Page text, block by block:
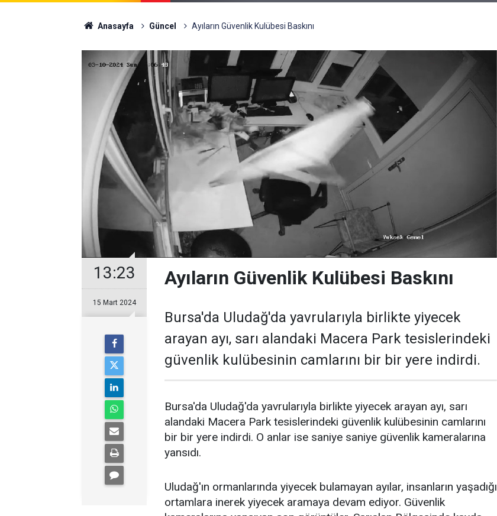
Anasayfa Güncel Ayıların Güvenlik Kulübesi Baskını
13:23
15 Mart 2024
Ayıların Güvenlik Kulübesi Baskını
Bursa'da Uludağ'da yavrularıyla birlikte yiyecek
arayan ayı, sarı alandaki Macera Park tesislerindeki
güvenlik kulübesinin camlarını bir bir yere indirdi.
Bursa'da Uludağ'da yavrularıyla birlikte yiyecek arayan ayı, sarı
alandaki Macera Park tesislerindeki güvenlik kulübesinin camlarını
bir bir yere indirdi. O anlar ise saniye saniye güvenlik kameralarına
yansıdı.
Uludağ'ın ormanlarında yiyecek bulamayan ayılar, insanların yaşadığı
ortamlara inerek yiyecek aramaya devam ediyor. Güvenlik